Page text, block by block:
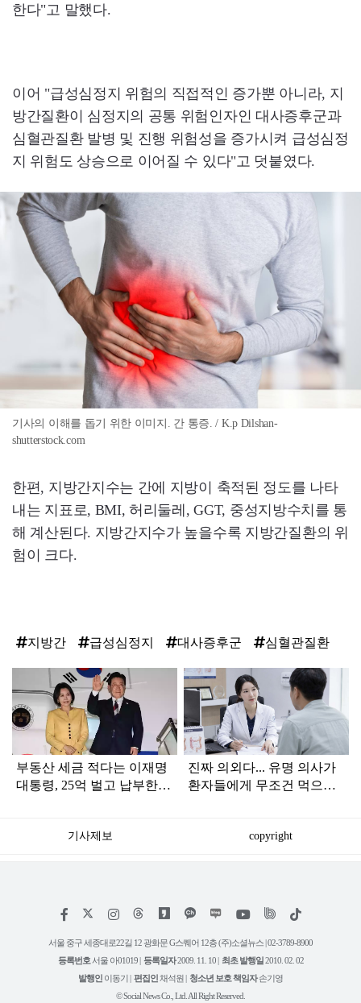
한다"고 말했다.
이어 "급성심정지 위험의 직접적인 증가뿐 아니라, 지
방간질환이 심정지의 공통 위험인자인 대사증후군과
심혈관질환 발병 및 진행 위험성을 증가시켜 급성심정
지 위험도 상승으로 이어질 수 있다"고 덧붙였다.
기사의 이해를 돕기 위한 이미지. 간 통증. / K.p Dilshan-
shutterstock.com
한편, 지방간지수는 간에 지방이 축적된 정도를 나타
내는 지표로, BMI, 허리둘레, GGT, 중성지방수치를 통
해 계산된다. 지방간지수가 높을수록 지방간질환의 위
험이 크다.
지방간 급성심정지 대사증후군 심혈관질환
라
인
부동산 세금 적다는 이재명
대통령, 25억 벌고 납부한
진짜 의외다... 유명 의사가
환자들에게 무조건 먹으라
기사제보 copyright
페
스
인
타
램
위
트
유
튜
틱
서울 중구 세종대로22길 12 광화문 G스퀘어 12층 (주)소셜뉴스 | 02-3789-8900
등록번호 서울 아01019 | 등록일자2009. 11. 10 | 최초 발행일2010. 02. 02
발행인 이동기 | 편집인채석원 | 청소년 보호 책임자손기영
© Social News Co., Ltd. All Right Reserved.